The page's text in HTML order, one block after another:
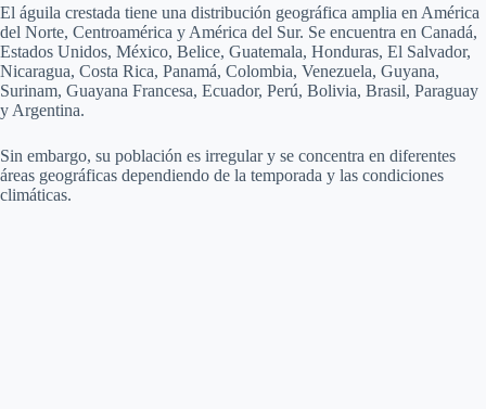
El águila crestada tiene una distribución geográfica amplia en América
del Norte, Centroamérica y América del Sur. Se encuentra en Canadá,
Estados Unidos, México, Belice, Guatemala, Honduras, El Salvador,
Nicaragua, Costa Rica, Panamá, Colombia, Venezuela, Guyana,
Surinam, Guayana Francesa, Ecuador, Perú, Bolivia, Brasil, Paraguay
y Argentina.
Sin embargo, su población es irregular y se concentra en diferentes
áreas geográficas dependiendo de la temporada y las condiciones
climáticas.